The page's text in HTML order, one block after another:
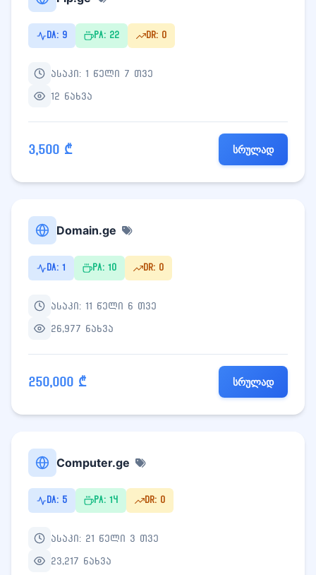
DA: 9 PA: 22 DR: 0
ასაკი: 1 წელი 7 თვე
12 ნახვა
3,500 ₾ სრულად
Domain.ge
DA: 1 PA: 10 DR: 0
ასაკი: 11 წელი 6 თვე
26,977 ნახვა
250,000 ₾ სრულად
Computer.ge
DA: 5 PA: 14 DR: 0
ასაკი: 21 წელი 3 თვე
23,217 ნახვა